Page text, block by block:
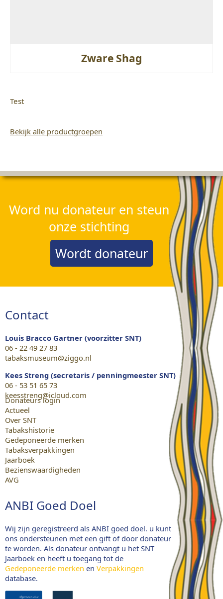
Zware Shag
Test
Bekijk alle productgroepen
Word nu donateur en steun
onze stichting
Wordt donateur
Contact
Louis Bracco Gartner (voorzitter SNT)
06 - 22 49 27 83
tabaksmuseum@ziggo.nl
Kees Streng (secretaris / penningmeester SNT)
06 - 53 51 65 73
keesstreng@icloud.com
Donateurs login
Actueel
Over SNT
Tabakshistorie
Gedeponeerde merken
Tabaksverpakkingen
Jaarboek
Bezienswaardigheden
AVG
ANBI Goed Doel
Wij zijn geregistreerd als ANBI goed doel. u kunt
ons ondersteunen met een gift of door donateur
te worden. Als donateur ontvangt u het SNT
Jaarboek en heeft u toegang tot de
Gedeponeerde merken en Verpakkingen
database.